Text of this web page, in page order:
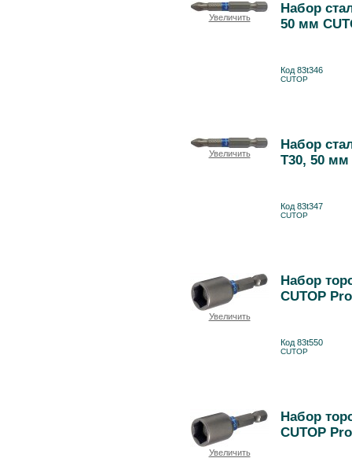
Увеличить
Набор
50 мм
Код 83t346
CUTOP
Увеличить
Набор
T30, 50 мм
Код 83t347
CUTOP
Увеличить
Набор
CUTOP
Код 83t550
CUTOP
Увеличить
Набор
CUTOP